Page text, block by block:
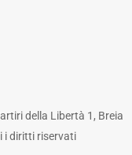
della Libertà 1, Breia
i diritti riservati